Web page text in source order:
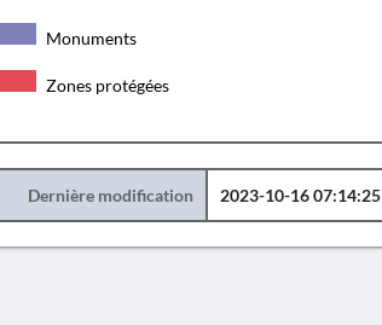
Monuments
Zones protégées
Dernière modification 2023-10-16 07:14:25